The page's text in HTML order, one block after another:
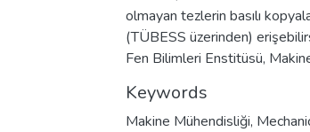
olmayan tezlerin basılı
(TÜBESS üzerinden)
Fen Bilimleri Enstitüsü,
Keywords
Makine Mühendisliği,